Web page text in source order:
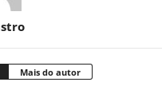
Mais do autor